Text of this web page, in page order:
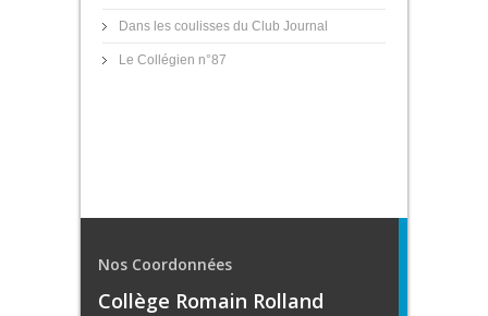
Dans les coulisses du Club Journal
Le Collégien n°87
Nos Coordonnées
Collège Romain Rolland